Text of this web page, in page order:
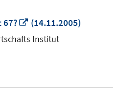
67?
In
neuem
Fenster
(14.11.2005)
Institut